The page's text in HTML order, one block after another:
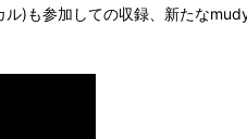
)も参加しての収録、新たな